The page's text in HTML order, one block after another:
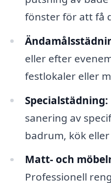
fönster för att få
eller efter
festlokaler eller
Specialstädning:
sanering av
badrum, kök
Matt- och
Professionell